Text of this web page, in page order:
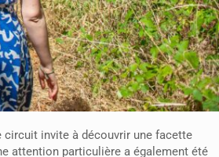
circuit invite à découvrir une facette
attention particulière a également été